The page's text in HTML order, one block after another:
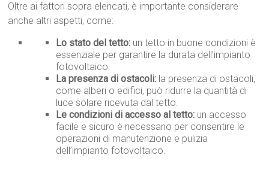
Oltre ai fattori sopra elencati, è importante considerare
anche altri aspetti, come:
Lo stato del tetto: un tetto in buone condizioni è
essenziale per garantire la durata dell’impianto
fotovoltaico.
La presenza di ostacoli: la presenza di ostacoli,
come alberi o edifici, può ridurre la quantità di
luce solare ricevuta dal tetto.
Le condizioni di accesso al tetto: un accesso
facile e sicuro è necessario per consentire le
operazioni di manutenzione e pulizia
dell’impianto fotovoltaico.